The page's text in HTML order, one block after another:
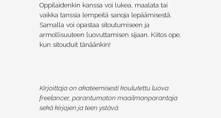
Oppilaidenkin kanssa voi lukea, maalata tai
vaikka tanssia lempeitä sanoja lepäämisestä.
Samalla voi opastaa sitoutumiseen ja
armollisuuteen luovuttamisen sijaan. Kiitos ope,
kun sitouduit tänäänkin!
Kirjoittaja on akateemisesti koulutettu luova
freelancer, parantumaton maailmanparantaja
sekä kirjojen ja teen ystävä.